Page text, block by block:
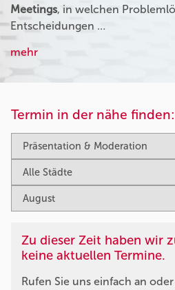
Meetings, in welchen
Entscheidungen …
mehr
Termin in der nähe finden:
Zu dieser Zeit haben wir
keine aktuellen Termine.
Rufen Sie uns einfach an